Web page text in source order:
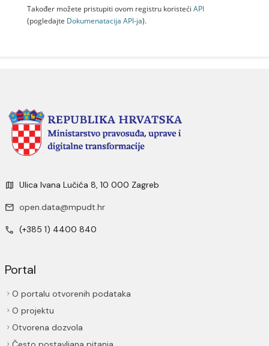
Također možete pristupiti ovom registru koristeći API
(pogledajte Dokumenаtаcijа API-jа).